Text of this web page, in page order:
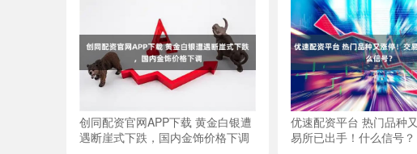
创同配资官网APP下载 黄金白银遭
遇断崖式下跌，国内金饰价格下调
优速配资平台 热门品种
易所已出手！什么信号？